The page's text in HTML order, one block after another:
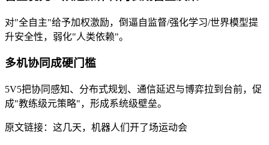
对"全自主"给予加权激励，倒逼自监督/强化学习/世界模型提
升安全性，弱化"人类依赖"。
多机协同成硬门槛
5V5把协同感知、分布式规划、通信延迟与博弈拉到台前，促
成"教练级元策略"，形成系统级壁垒。
原文链接：这几天，机器人们开了场运动会